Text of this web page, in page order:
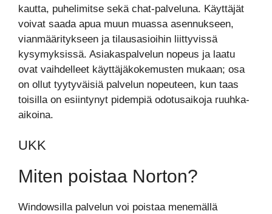
kautta, puhelimitse sekä chat-palveluna. Käyttäjät
voivat saada apua muun muassa asennukseen,
vianmääritykseen ja tilausasioihin liittyvissä
kysymyksissä. Asiakaspalvelun nopeus ja laatu
ovat vaihdelleet käyttäjäkokemusten mukaan; osa
on ollut tyytyväisiä palvelun nopeuteen, kun taas
toisilla on esiintynyt pidempiä odotusaikoja ruuhka-
aikoina.
UKK
Miten poistaa Norton?
Windowsilla palvelun voi poistaa menemällä